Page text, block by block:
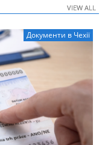
VIEW ALL
Документи в Чехії
VIEW ALL